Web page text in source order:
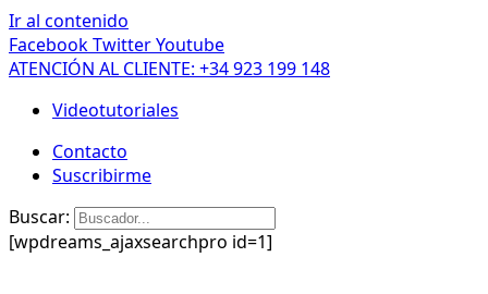
Ir al contenido
FacebookTwitterYoutube
ATENCIÓN AL CLIENTE: +34 923 199 148
Videotutoriales
Contacto
Suscribirme
Buscar:
[wpdreams_ajaxsearchpro id=1]